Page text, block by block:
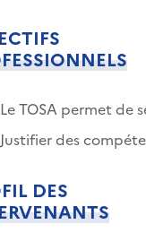
Le TOSA permet de
Justifier des
DES